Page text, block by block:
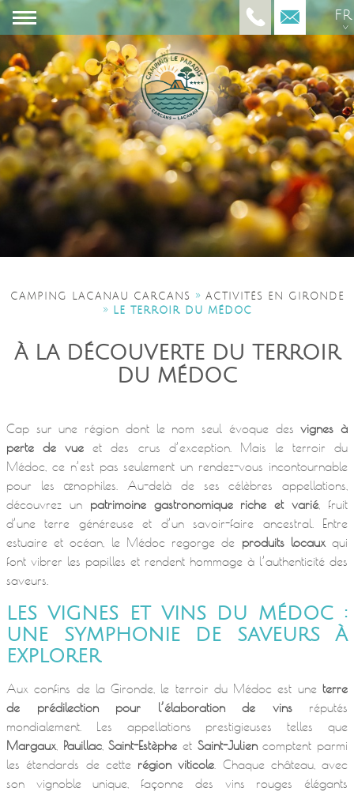
FR
CAMPING LACANAU CARCANS » ACTIVITÉS EN GIRONDE
» LE TERROIR DU MÉDOC
À LA DÉCOUVERTE DU TERROIR
DU MÉDOC
Cap sur une région dont le nom seul évoque desvignes à
perte de vue et des crus d’exception. Mais le terroir du
Médoc, ce n’est pas seulement un rendez-vous incontournable
pour les œnophiles. Au-delà de ses célèbres appellations,
découvrez un patrimoine gastronomique riche et varié, fruit
d’une terre généreuse et d’un savoir-faire ancestral. Entre
estuaire et océan, le Médoc regorge de produits locauxqui
font vibrer les papilles et rendent hommage à l’authenticité des
saveurs.
LES VIGNES ET VINS DU MÉDOC :
UNE SYMPHONIE DE SAVEURS À
EXPLORER
Aux confins de la Gironde, le terroir du Médoc est une terre
de prédilection pour l’élaboration de vinsréputés
mondialement. Les appellations prestigieuses telles que
Margaux, Pauillac,Saint-Estèphe et Saint-Juliencomptent parmi
les étendards de cette région viticole. Chaque château, avec
son vignoble unique, façonne des vins rouges élégants